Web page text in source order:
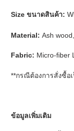
Size ขนาดสินค้า:
Material: Ash
Fabric: Micro-fiber
**กรณีต้องการสั่งซื้อ
ข้อมูลเพิ่มเติม